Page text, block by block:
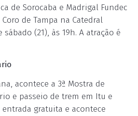
de Sorocaba e Madrigal Fundec
de Tampa na Catedral
(21), às 19h. A atração é
acontece a 3ª Mostra de
e passeio de trem em Itu e
gratuita e acontece